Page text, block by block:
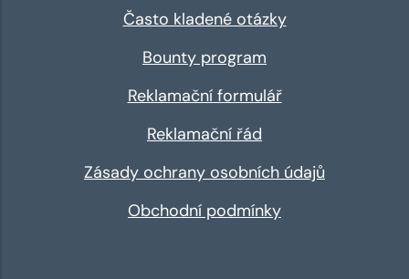
Často kladené otázky
Bounty program
Reklamační formulář
Reklamační řád
Zásady ochrany osobních údajů
Obchodní podmínky